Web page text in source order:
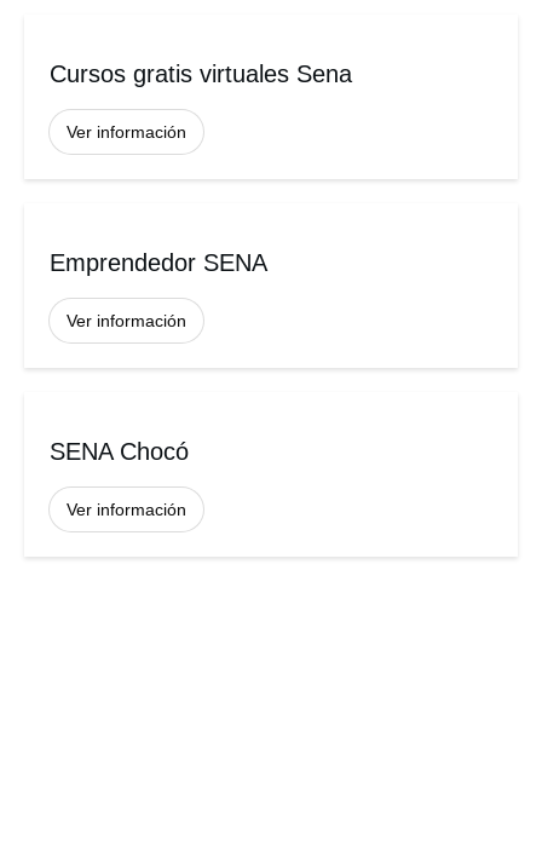
Cursos gratis virtuales Sena
Ver información
Emprendedor SENA
Ver información
SENA Chocó
Ver información